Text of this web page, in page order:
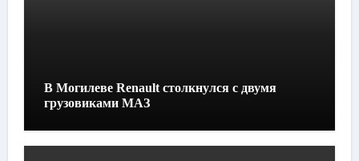
В Могилеве Renault столкнулся с двумя
грузовиками МАЗ